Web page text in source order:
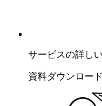
サービスの詳し
資料ダウンロー